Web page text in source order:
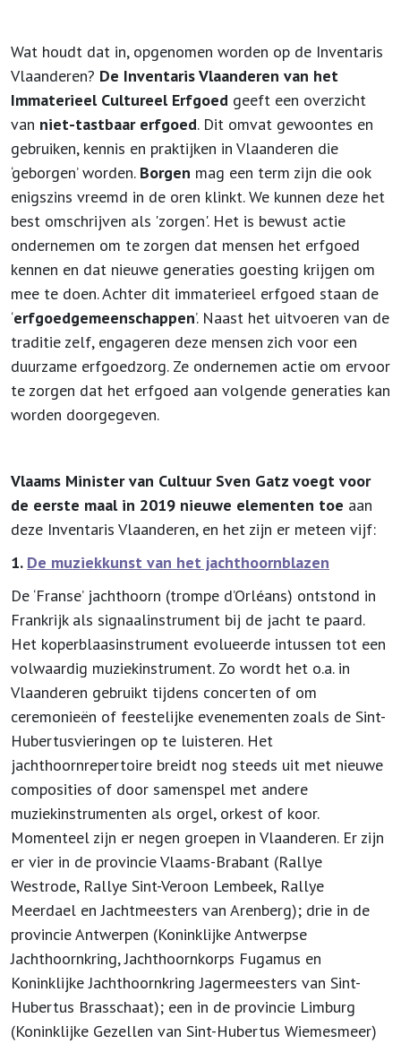
Wat houdt dat in, opgenomen worden op de Inventaris
Vlaanderen? De Inventaris Vlaanderen van het
Immaterieel Cultureel Erfgoed geeft een overzicht
van niet-tastbaar erfgoed. Dit omvat gewoontes en
gebruiken, kennis en praktijken in Vlaanderen die
‘geborgen’ worden. Borgen mag een term zijn die ook
enigszins vreemd in de oren klinkt. We kunnen deze het
best omschrijven als 'zorgen'. Het is bewust actie
ondernemen om te zorgen dat mensen het erfgoed
kennen en dat nieuwe generaties goesting krijgen om
mee te doen. Achter dit immaterieel erfgoed staan de
‘erfgoedgemeenschappen’. Naast het uitvoeren van de
traditie zelf, engageren deze mensen zich voor een
duurzame erfgoedzorg. Ze ondernemen actie om ervoor
te zorgen dat het erfgoed aan volgende generaties kan
worden doorgegeven.
Vlaams Minister van Cultuur Sven Gatz voegt voor
de eerste maal in 2019 nieuwe elementen toe aan
deze Inventaris Vlaanderen, en het zijn er meteen vijf:
1. De muziekkunst van het jachthoornblazen
De ‘Franse’ jachthoorn (trompe d’Orléans) ontstond in
Frankrijk als signaalinstrument bij de jacht te paard.
Het koperblaasinstrument evolueerde intussen tot een
volwaardig muziekinstrument. Zo wordt het o.a. in
Vlaanderen gebruikt tijdens concerten of om
ceremonieën of feestelijke evenementen zoals de Sint-
Hubertusvieringen op te luisteren. Het
jachthoornrepertoire breidt nog steeds uit met nieuwe
composities of door samenspel met andere
muziekinstrumenten als orgel, orkest of koor.
Momenteel zijn er negen groepen in Vlaanderen. Er zijn
er vier in de provincie Vlaams-Brabant (Rallye
Westrode, Rallye Sint-Veroon Lembeek, Rallye
Meerdael en Jachtmeesters van Arenberg); drie in de
provincie Antwerpen (Koninklijke Antwerpse
Jachthoornkring, Jachthoornkorps Fugamus en
Koninklijke Jachthoornkring Jagermeesters van Sint-
Hubertus Brasschaat); een in de provincie Limburg
(Koninklijke Gezellen van Sint-Hubertus Wiemesmeer)